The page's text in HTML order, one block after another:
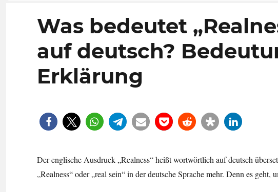
Was bedeutet
auf deutsch?
Erklärung
Der englische Ausdruck „Realness“ heißt wortwörtlich auf deutsch
„Realness“ oder „real sein“ in der deutsche Sprache mehr. Denn es